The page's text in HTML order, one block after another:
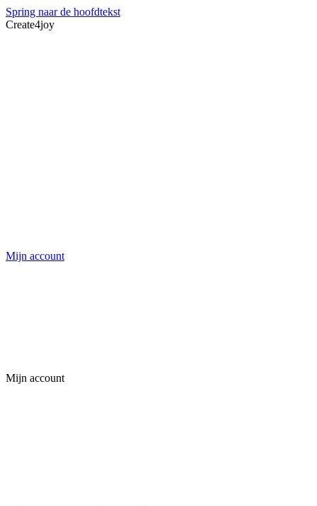
Spring naar de hoofdtekst
Create4joy
Mijn account
Mijn account